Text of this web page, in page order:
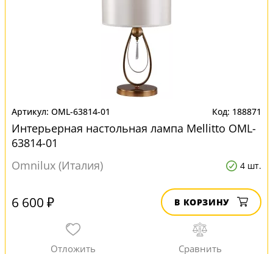
OML-63814-01 188871
Интерьерная настольная лампа Mellitto OML-
63814-01
Omnilux (Италия)
4 шт.
6 600 ₽ В КОРЗИНУ